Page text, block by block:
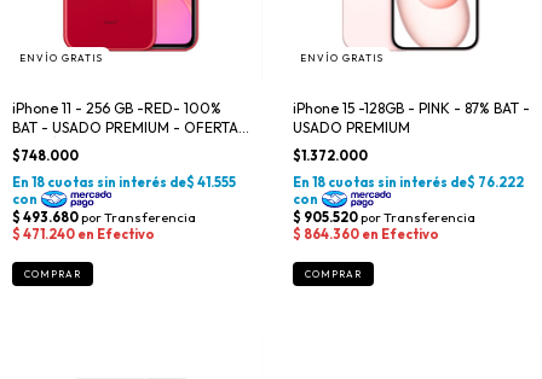
ENVÍO GRATIS
iPhone 11 - 256 GB -RED- 100%
BAT - USADO PREMIUM - OFERTA
DEL DÍA
$748.000
ENVÍO GRATIS
iPhone 15 -128GB - PINK - 87% BAT -
USADO PREMIUM
$1.372.000